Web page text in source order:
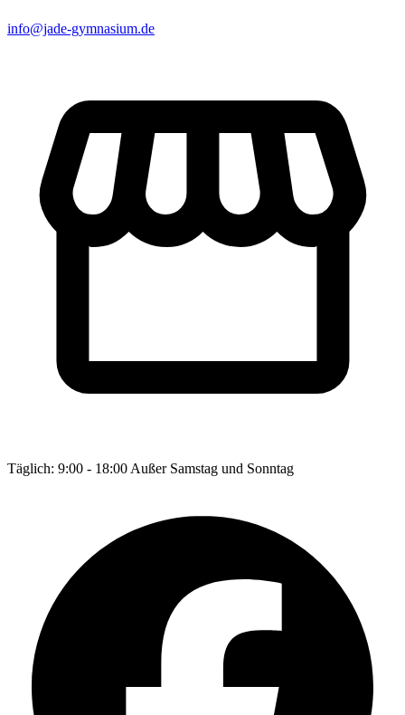
info@jade-gymnasium.de
Täglich: 9:00 - 18:00 Außer Samstag und Sonntag